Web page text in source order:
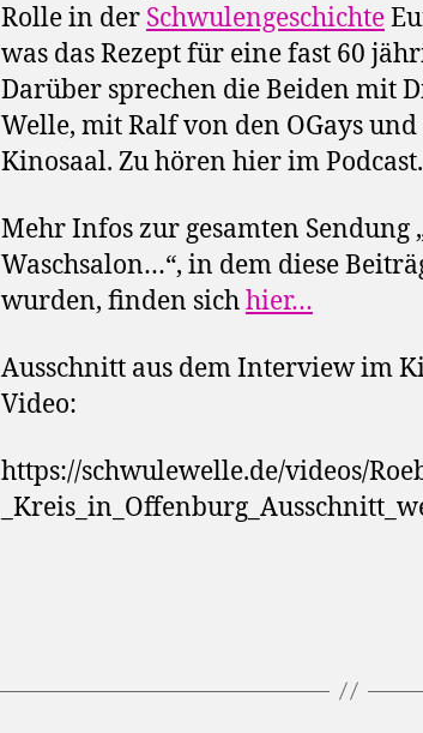
Rolle in der Schwulengeschichte
was das Rezept für eine fast 60
Darüber sprechen die Beiden mit
Welle, mit Ralf von den OGays
Kinosaal. Zu hören hier im Podcast.
Mehr Infos zur gesamten Sendung
Waschsalon…“, in dem diese
wurden, finden sichhier…
Ausschnitt aus dem Interview im
Video:
https://schwulewelle.de/videos/